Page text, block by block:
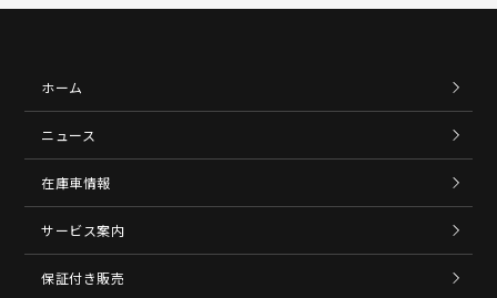
ホーム
ニュース
在庫車情報
サービス案内
保証付き販売